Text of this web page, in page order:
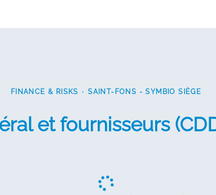
FINANCE & RISKS · SAINT-FONS - SYMBIO SIÈGE
et fournisseurs